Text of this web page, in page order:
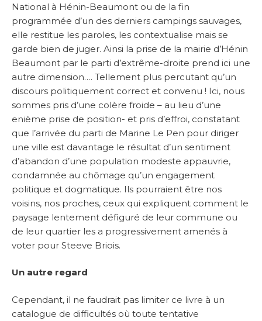
National à Hénin-Beaumont ou de la fin
programmée d’un des derniers campings sauvages,
elle restitue les paroles, les contextualise mais se
garde bien de juger. Ainsi la prise de la mairie d’Hénin
Beaumont par le parti d’extrême-droite prend ici une
autre dimension…. Tellement plus percutant qu’un
discours politiquement correct et convenu ! Ici, nous
sommes pris d’une colère froide – au lieu d’une
enième prise de position- et pris d’effroi, constatant
que l’arrivée du parti de Marine Le Pen pour diriger
une ville est davantage le résultat d’un sentiment
d’abandon d’une population modeste appauvrie,
condamnée au chômage qu’un engagement
politique et dogmatique. Ils pourraient être nos
voisins, nos proches, ceux qui expliquent comment le
paysage lentement défiguré de leur commune ou
de leur quartier les a progressivement amenés à
voter pour Steeve Briois.
Un autre regard
Cependant, il ne faudrait pas limiter ce livre à un
catalogue de difficultés où toute tentative